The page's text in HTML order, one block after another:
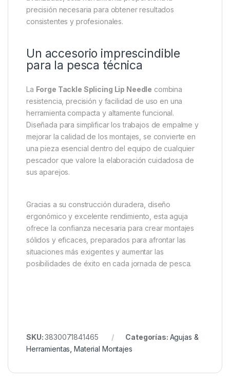
especialmente útil para quienes prefieren crear y
personalizar sus propios sistemas terminales. Su
de pesca, ofreciendo una mayor flexibilidad y
control sobre la configuración final.
Ya sea para confeccionar líderes de bajo diámetro,
crear bucles resistentes o realizar conexiones
avanzadas, esta herramienta proporciona la
precisión necesaria para obtener resultados
consistentes y profesionales.
Un accesorio imprescindible
LaForge Tackle Splicing Lip Needle combina
resistencia, precisión y facilidad de uso en una
herramienta compacta y altamente funcional.
Diseñada para simplificar los trabajos de empalme y
mejorar la calidad de los montajes, se convierte en
ergonómico y excelente rendimiento, esta aguja
ofrece la confianza necesaria para crear montajes
situaciones más exigentes y aumentar las